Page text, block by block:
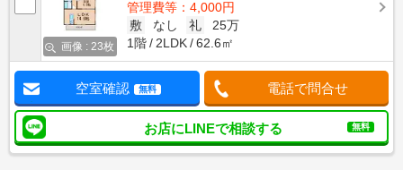
画像 : 23枚
管理費等：4,000円
敷
なし 礼
25万
1階
2LDK 62.6㎡
空室確認 無料 電話で問合せ
お店にLINEで相談する 無料